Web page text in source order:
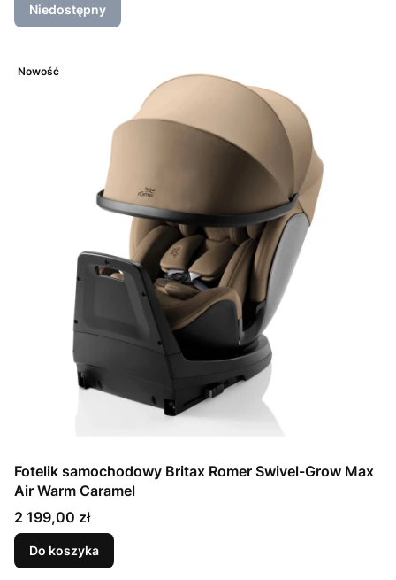
Niedostępny
Nowość
Fotelik samochodowy Britax Romer Swivel-Grow Max
Air Warm Caramel
Cena
2 199,00 zł
Do koszyka